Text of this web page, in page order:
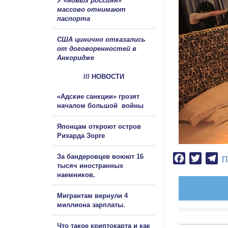
Facebook
Twitter
массово отнимают
паспорта
США цинично отказались
от договоренностей в
Анкоридже
/// НОВОСТИ
«Адские санкции» грозят
началом большой войны
Японцам откроют остров
Рихарда Зорге
За бандеровцев воюют 16
тысяч иностранных
наемников.
Мигрантам вернули 4
миллиона зарплаты.
Что такое криптокарта и как